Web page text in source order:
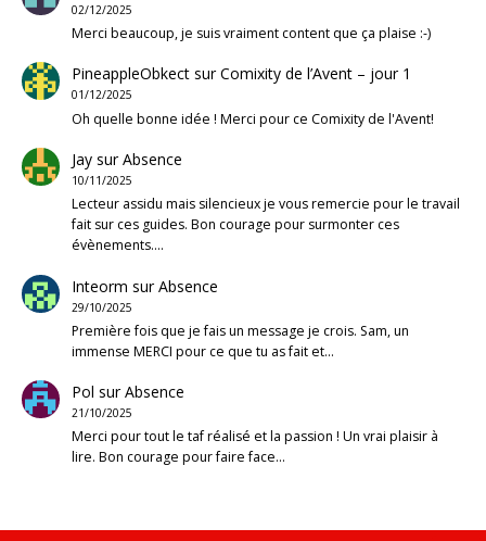
02/12/2025
Merci beaucoup, je suis vraiment content que ça plaise :-)
PineappleObkectsurComixity de l’Avent – jour 1
01/12/2025
Oh quelle bonne idée ! Merci pour ce Comixity de l'Avent!
JaysurAbsence
10/11/2025
Lecteur assidu mais silencieux je vous remercie pour le travail
fait sur ces guides. Bon courage pour surmonter ces
évènements.…
Inteorm surAbsence
29/10/2025
Première fois que je fais un message je crois. Sam, un
immense MERCI pour ce que tu as fait et…
Pol surAbsence
21/10/2025
Merci pour tout le taf réalisé et la passion ! Un vrai plaisir à
lire. Bon courage pour faire face…